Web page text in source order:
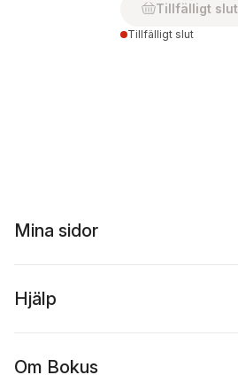
Tillfälligt slut
Tillfälligt slut
Mina sidor
Hjälp
Om Bokus